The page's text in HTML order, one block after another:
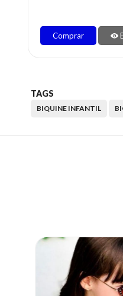
Comprar
TAGS
BIQUINE INFANTIL